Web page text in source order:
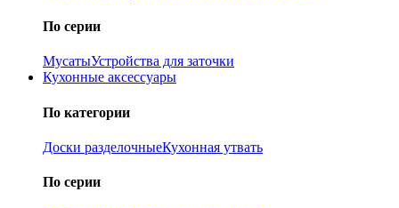
По серии
МусатыУстройства для заточки
Кухонные аксессуары
По категории
Доски разделочныеКухонная утвать
По серии